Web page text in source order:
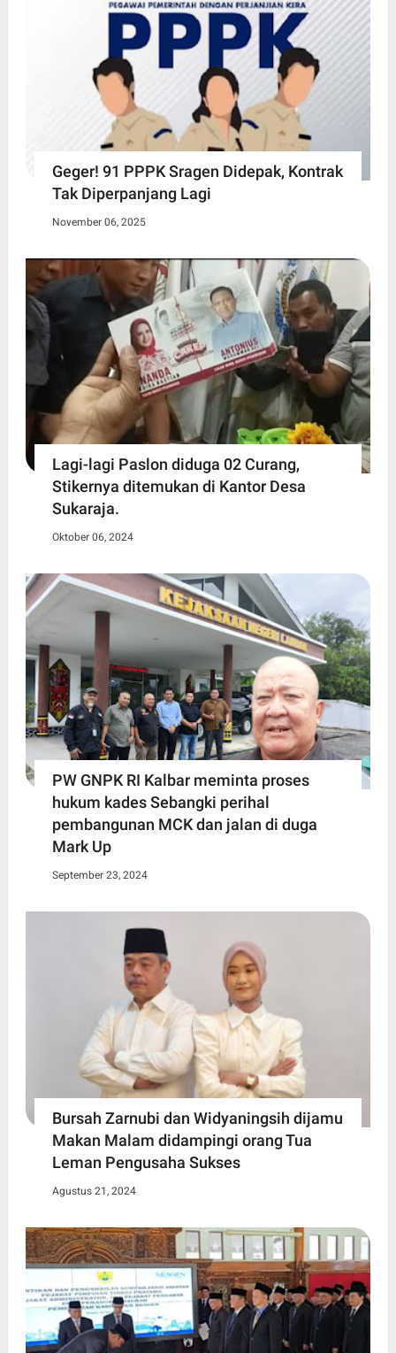
Geger! 91 PPPK Sragen Didepak, Kontrak
Tak Diperpanjang Lagi
November 06, 2025
Lagi-lagi Paslon diduga 02 Curang,
Stikernya ditemukan di Kantor Desa
Sukaraja.
Oktober 06, 2024
PW GNPK RI Kalbar meminta proses
hukum kades Sebangki perihal
pembangunan MCK dan jalan di duga
Mark Up
September 23, 2024
Bursah Zarnubi dan Widyaningsih dijamu
Makan Malam didampingi orang Tua
Leman Pengusaha Sukses
Agustus 21, 2024